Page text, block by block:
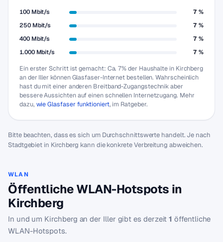
100 Mbit/s
7 %
250 Mbit/s
7 %
400 Mbit/s
7 %
1.000 Mbit/s
7 %
Ein erster Schritt ist gemacht: Ca. 7% der Haushalte in Kirchberg
an der Iller können Glasfaser-Internet bestellen. Wahrscheinlich
hast du mit einer anderen Breitband-Zugangstechnik aber
bessere Aussichten auf einen schnellen Internetzugang. Mehr
dazu, wie Glasfaser funktioniert, im Ratgeber.
Bitte beachten, dass es sich um Durchschnittswerte handelt. Je nach
Stadtgebiet in Kirchberg kann die konkrete Verbreitung abweichen.
WLAN
Öffentliche WLAN-Hotspots in
Kirchberg
In und um Kirchberg an der Iller gibt es derzeit1 öffentliche
WLAN-Hotspots.